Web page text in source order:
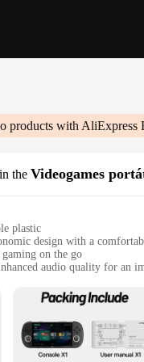
products with AliExpress
the Videogames
plastic
design with a
on the go
audio quality for an
gamers of all ages and skill
Performance**
gaming accessory
anytime. The